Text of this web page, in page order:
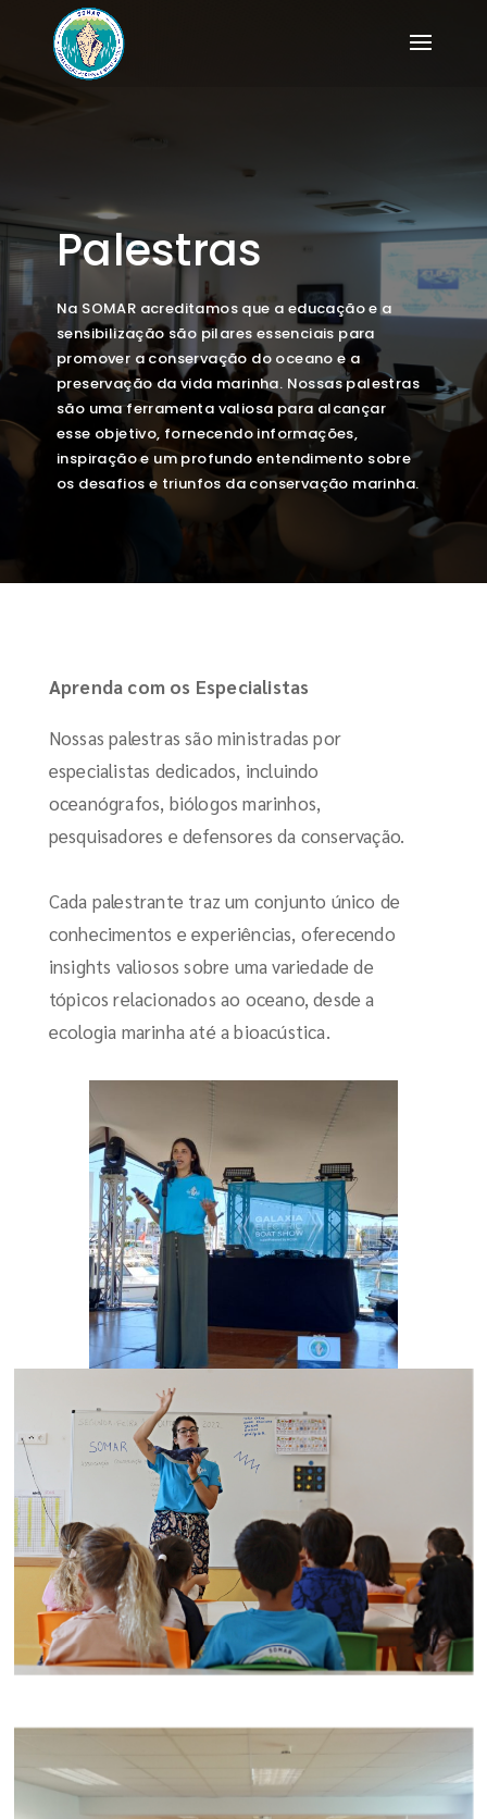
Palestras
Na SOMAR acreditamos que a educação e a
sensibilização são pilares essenciais para
promover a conservação do oceano e a
preservação da vida marinha. Nossas palestras
são uma ferramenta valiosa para alcançar
esse objetivo, fornecendo informações,
inspiração e um profundo entendimento sobre
os desafios e triunfos da conservação marinha.
Aprenda com os Especialistas
Nossas palestras são ministradas por
especialistas dedicados, incluindo
oceanógrafos, biólogos marinhos,
pesquisadores e defensores da conservação.
Cada palestrante traz um conjunto único de
conhecimentos e experiências, oferecendo
insights valiosos sobre uma variedade de
tópicos relacionados ao oceano, desde a
ecologia marinha até a bioacústica.